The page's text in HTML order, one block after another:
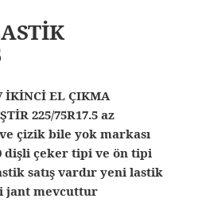
İKİNCİ EL ÇIKMA
225/75R17.5 az
çizik bile yok markası
dişli çeker tipi ve ön tipi
satış vardır yeni lastik
jant mevcuttur